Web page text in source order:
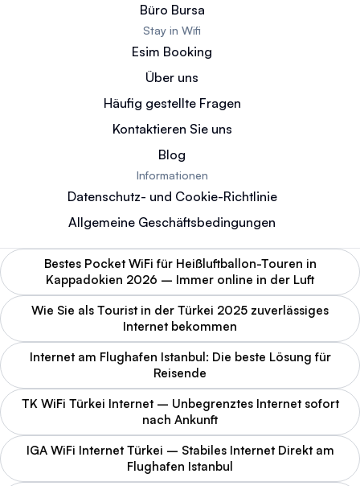
Büro Bursa
Stay in Wifi
Esim Booking
Über uns
Häufig gestellte Fragen
Kontaktieren Sie uns
Blog
Informationen
Datenschutz- und Cookie-Richtlinie
Allgemeine Geschäftsbedingungen
Bestes Pocket WiFi für Heißluftballon-Touren in
Kappadokien 2026 – Immer online in der Luft
Wie Sie als Tourist in der Türkei 2025 zuverlässiges
Internet bekommen
Internet am Flughafen Istanbul: Die beste Lösung für
Reisende
TK WiFi Türkei Internet – Unbegrenztes Internet sofort
nach Ankunft
IGA WiFi Internet Türkei – Stabiles Internet Direkt am
Flughafen Istanbul